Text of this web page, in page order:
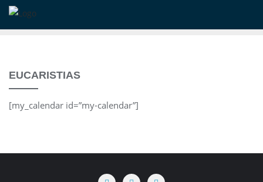
Skip
EUCARISTIAS
[my_calendar id=”my-calendar”]